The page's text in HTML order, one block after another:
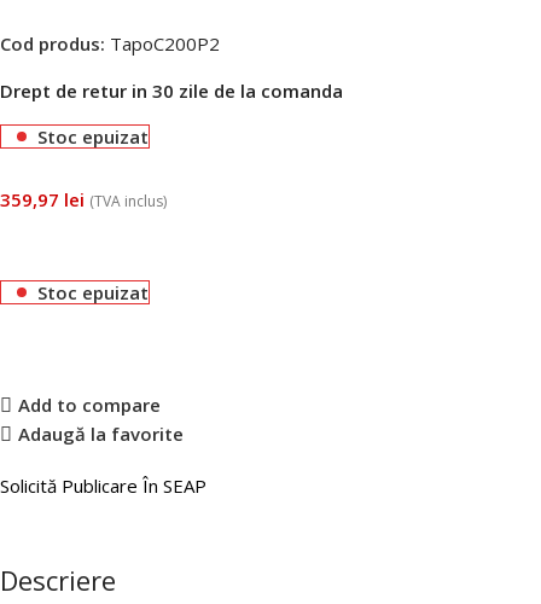
Cod produs: TapoC200P2
Drept de retur in 30 zile de la comanda
Stoc epuizat
359,97 lei (TVA inclus)
Stoc epuizat
Add to compare
Adaugă la favorite
Solicită Publicare În SEAP
Descriere